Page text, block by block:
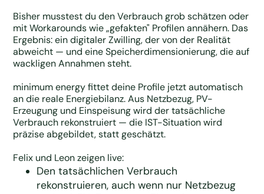
Bisher musstest du den Verbrauch grob schätzen oder
mit Workarounds wie „gefakten" Profilen annähern. Das
Ergebnis: ein digitaler Zwilling, der von der Realität
abweicht — und eine Speicherdimensionierung, die auf
wackligen Annahmen steht.
minimum energy fittet deine Profile jetzt automatisch
an die reale Energiebilanz. Aus Netzbezug, PV-
Erzeugung und Einspeisung wird der tatsächliche
Verbrauch rekonstruiert — die IST-Situation wird
präzise abgebildet, statt geschätzt.
Felix und Leon zeigen live:
Den tatsächlichen Verbrauch
rekonstruieren, auch wenn nur Netzbezug